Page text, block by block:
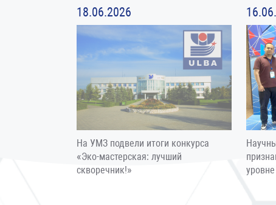
18.06.2026
На УМЗ подвели итоги конкурса
«Эко-мастерская: лучший
скворечник!»
уровне